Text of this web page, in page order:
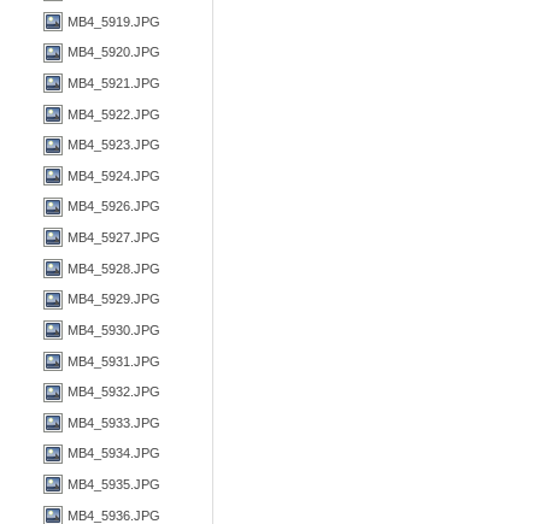
MB4_5919.JPG
MB4_5920.JPG
MB4_5921.JPG
MB4_5922.JPG
MB4_5923.JPG
MB4_5924.JPG
MB4_5926.JPG
MB4_5927.JPG
MB4_5928.JPG
MB4_5929.JPG
MB4_5930.JPG
MB4_5931.JPG
MB4_5932.JPG
MB4_5933.JPG
MB4_5934.JPG
MB4_5935.JPG
MB4_5936.JPG